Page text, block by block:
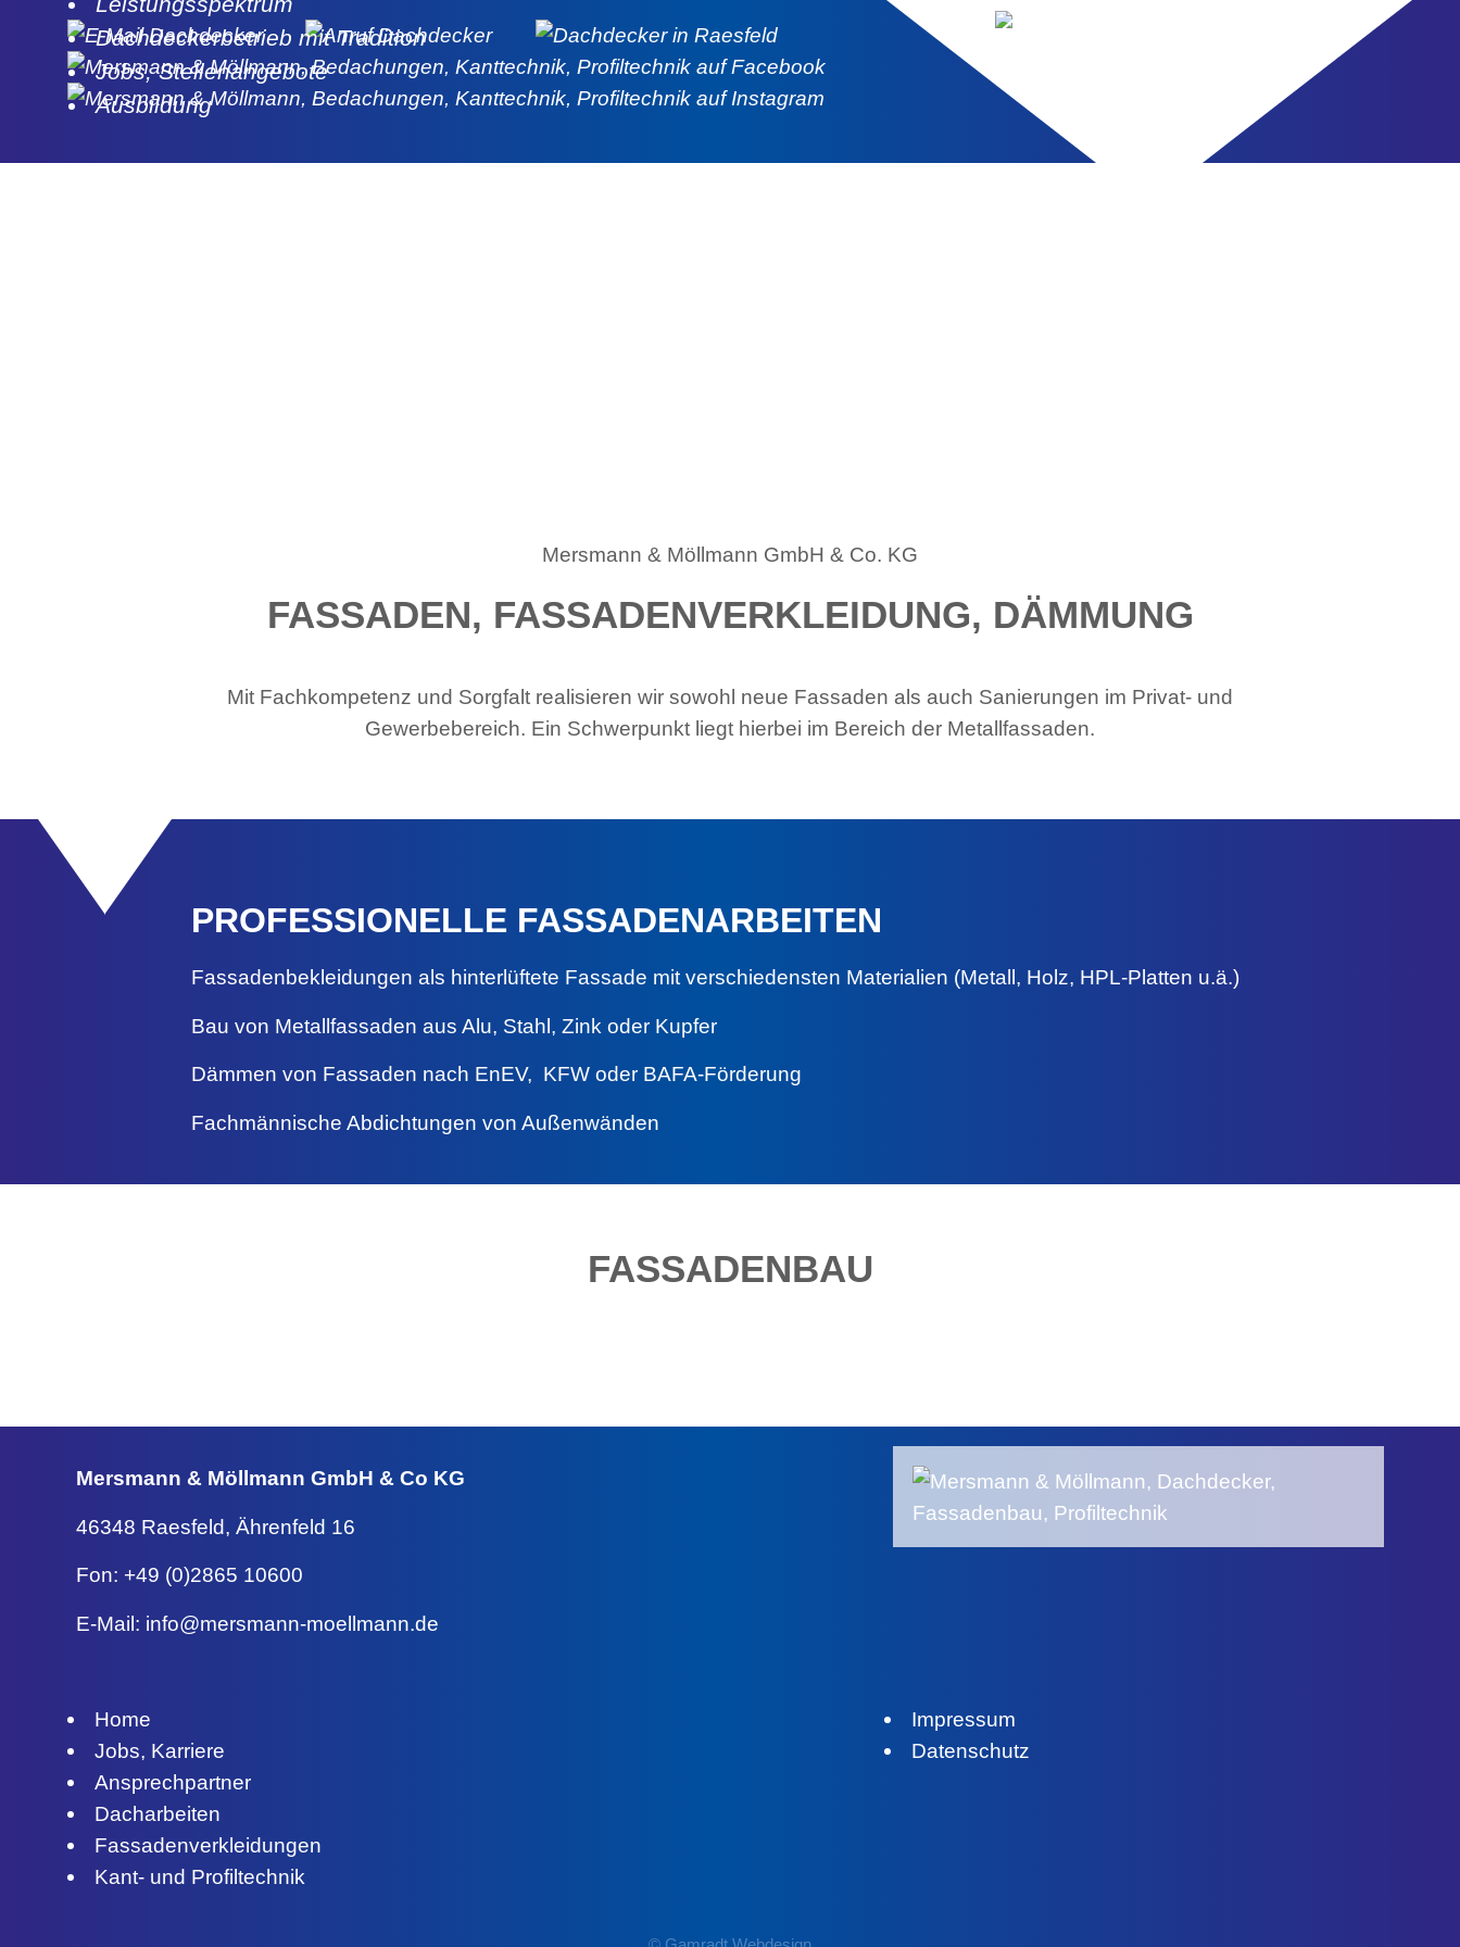
Dachdeckerbetrieb mit Tradition
Jobs, Stellenangebote
Ausbildung
Mersmann & Möllmann GmbH & Co. KG
FASSADEN, FASSADENVERKLEIDUNG, DÄMMUNG
Mit Fachkompetenz und Sorgfalt realisieren wir sowohl neue Fassaden als auch Sanierungen im Privat- und
Gewerbebereich. Ein Schwerpunkt liegt hierbei im Bereich der Metallfassaden.
PROFESSIONELLE FASSADENARBEITEN
Fassadenbekleidungen als hinterlüftete Fassade mit verschiedensten Materialien (Metall, Holz, HPL-Platten u.ä.)
Bau von Metallfassaden aus Alu, Stahl, Zink oder Kupfer
Dämmen von Fassaden nach EnEV, KFW oder BAFA-Förderung
Fachmännische Abdichtungen von Außenwänden
FASSADENBAU
Mersmann & MöllmannGmbH & Co KG
46348 Raesfeld,Ährenfeld 16
Fon: +49 (0)2865 10600
E-Mail: info@mersmann-moellmann.de
Home
Jobs, Karriere
Ansprechpartner
Dacharbeiten
Fassadenverkleidungen
Kant- und Profiltechnik
Impressum
Datenschutz